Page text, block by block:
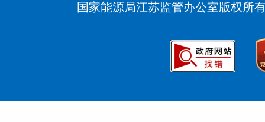
国家能源局江苏监管办公室版权所